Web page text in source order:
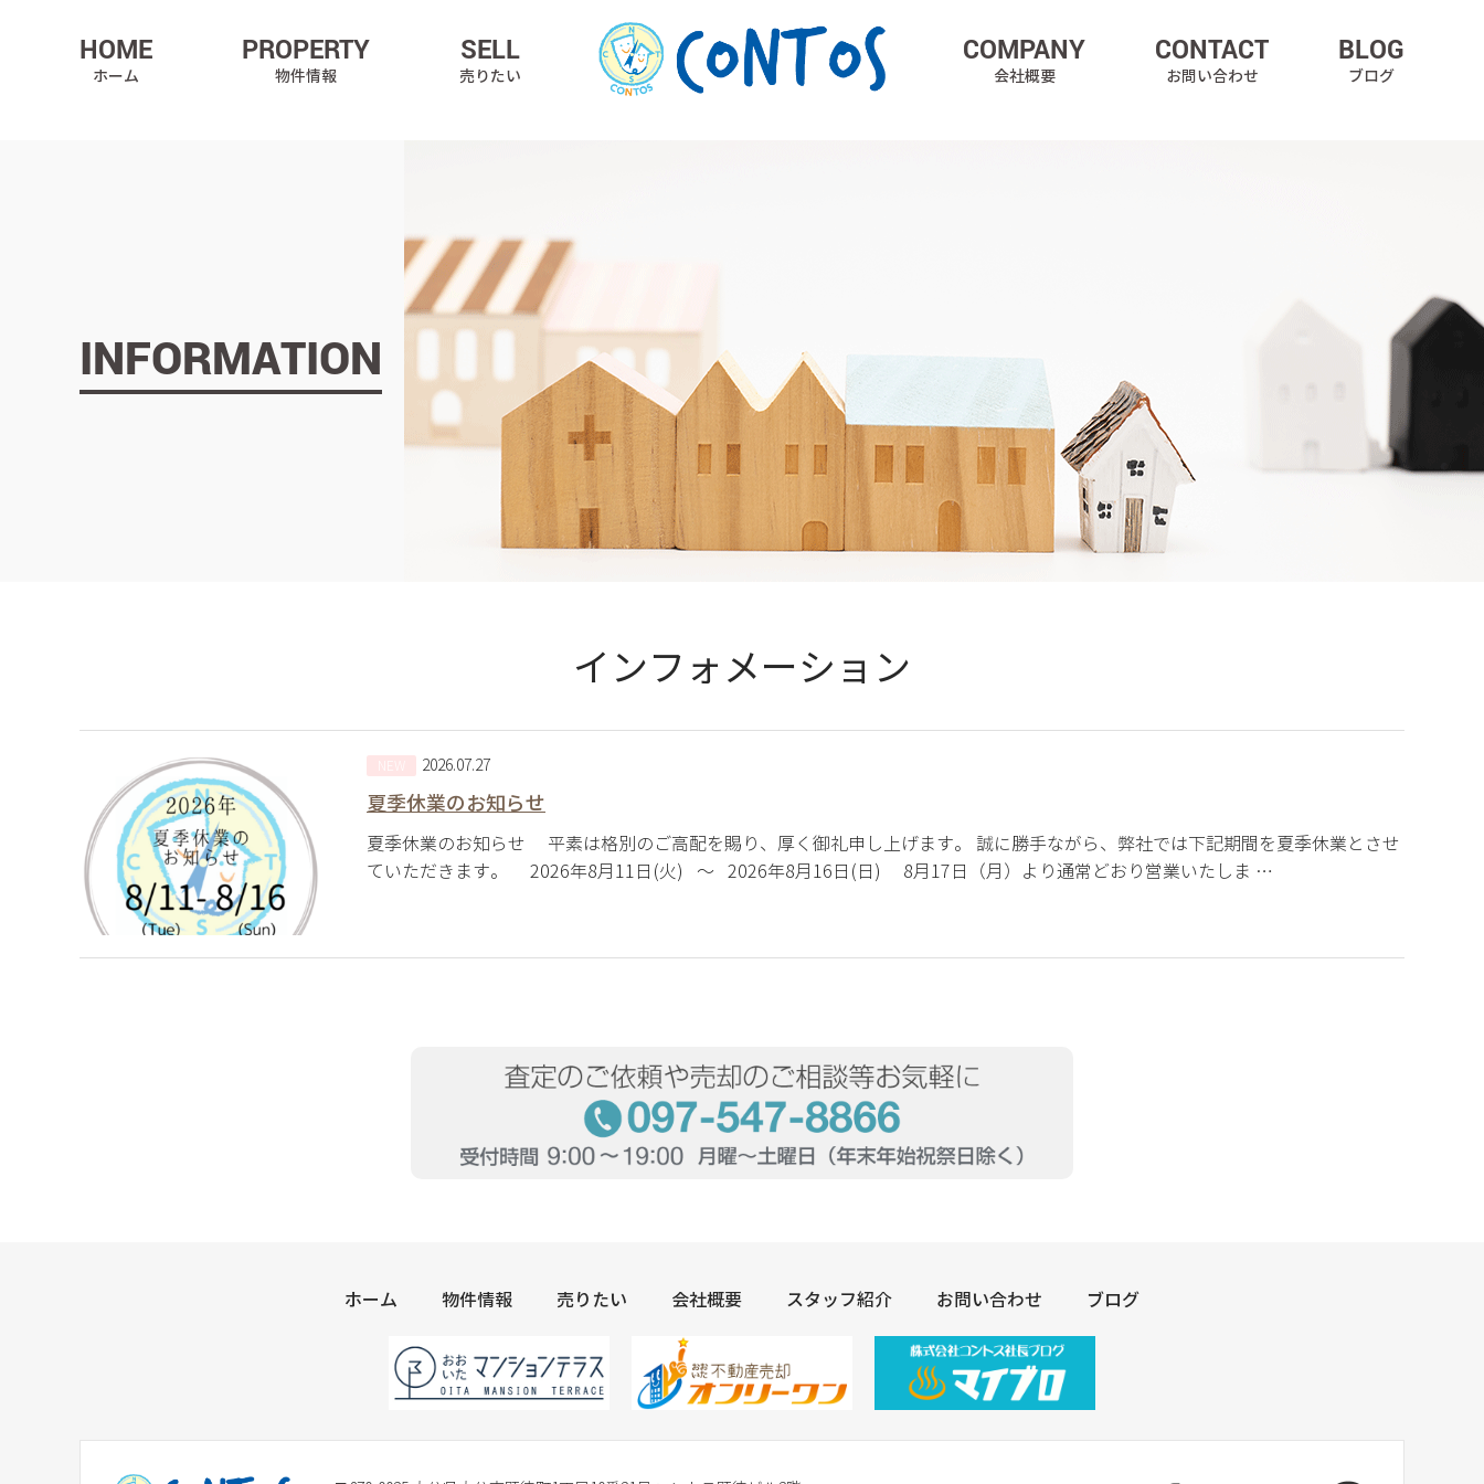
HOME
ホーム
PROPERTY
物件情報
SELL
売りたい
COMPANY
会社概要
CONTACT
お問い合わせ
BLOG
ブログ
INFORMATION
インフォメーション
2026.07.27
夏季休業のお知らせ
夏季休業のお知らせ 平素は格別のご高配を賜り、厚く御礼申し上げます。 誠に勝手ながら、弊社では下記期間を夏季休業とさせ
ていただきます。 2026年8月11日(火) ～ 2026年8月16日(日) 8月17日（月）より通常どおり営業いたしま …
ホーム 物件情報 売りたい 会社概要 スタッフ紹介 お問い合わせ ブログ